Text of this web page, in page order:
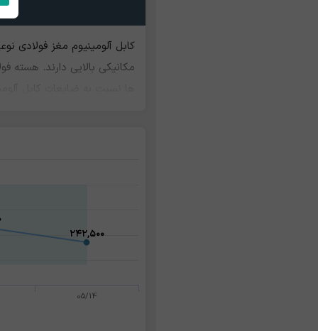
کابل آلومینیوم مغز فولادی
مکانیکی بالایی دارند. هسته
۲۴۲,۵۰۰
۲۴۲,۵۰۰
05/14